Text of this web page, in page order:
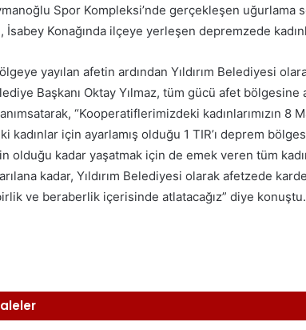
Spor Kompleksi’nde gerçekleşen uğurlama
İsabey Konağında ilçeye yerleşen depremzede
yayılan afetin ardından Yıldırım Belediyesi
Başkanı Oktay Yılmaz, tüm gücü afet
“Kooperatiflerimizdeki kadınlarımızın 8
kadınlar için ayarlamış olduğu 1 TIR’ı deprem
olduğu kadar yaşatmak için de emek veren tüm
kadar, Yıldırım Belediyesi olarak afetzede
ve beraberlik içerisinde atlatacağız” diye konuştu.